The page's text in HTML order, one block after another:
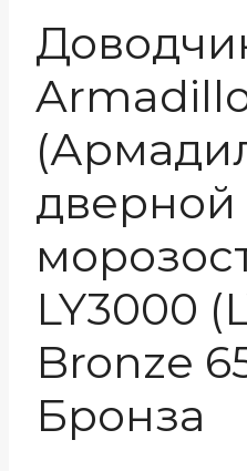
дверной
LY3000
Bronze
Бронза